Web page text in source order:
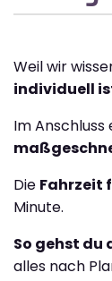
Weil wir
individuell
Im
Die Fahrzeit
Minute.
So gehst du
alles nach